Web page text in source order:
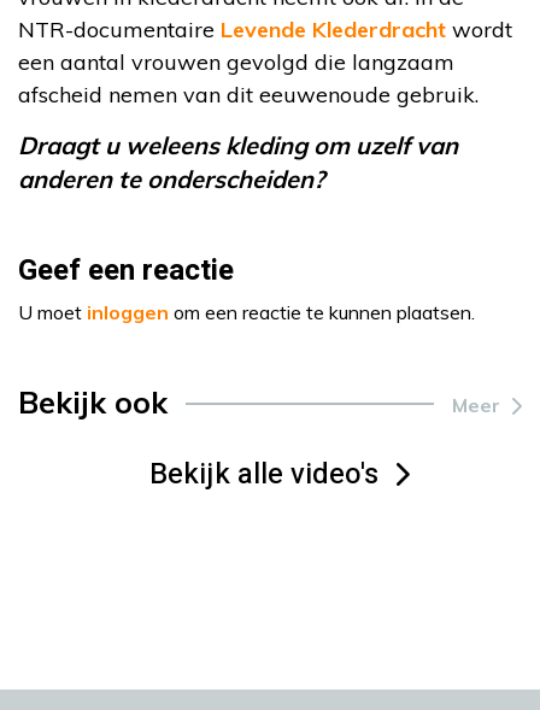
NTR-documentaire Levende Klederdracht wordt
een aantal vrouwen gevolgd die langzaam
afscheid nemen van dit eeuwenoude gebruik.
Draagt u weleens kleding om uzelf van
anderen te onderscheiden?
Geef een reactie
U moet inloggen om een reactie te kunnen plaatsen.
Bekijk ook Meer
Bekijk alle video's